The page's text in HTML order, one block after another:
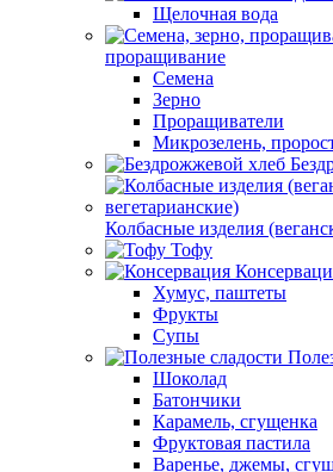
Щелочная вода
проращивание
Семена
Зерно
Проращиватели
Микрозелень,
Колбасные изделия
Тофу
Хумус, паштеты
Фрукты
Супы
Шоколад
Батончики
Карамель, сгущенка
Фруктовая пастила
Варенье, джемы,